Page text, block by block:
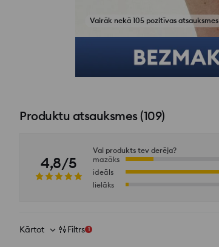
Vairāk nekā 105 pozitīvas atsauksmes
Skatīt fotoattēlus no atsauksmēm
Produktu atsauksmes(109)
4,8/5
Vai produkts tev derēja?
mazāks
ideāls
lielāks
Kārtot Filtrs 1